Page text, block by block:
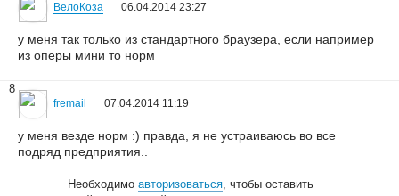
ВелоКоза 06.04.2014 23:27
у меня так только из стандартного браузера, если например
из оперы мини то норм
8
fremail 07.04.2014 11:19
у меня везде норм :) правда, я не устраиваюсь во все
подряд предприятия..
Необходимоавторизоваться, чтобы оставить